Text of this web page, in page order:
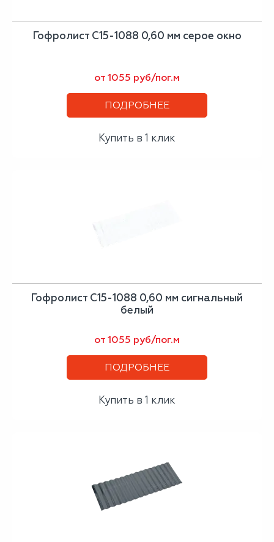
Гофролист С15-1088 0,60 мм серое окно
от 1055 руб/пог.м
ПОДРОБНЕЕ
Купить в 1 клик
Гофролист С15-1088 0,60 мм сигнальный
белый
от 1055 руб/пог.м
ПОДРОБНЕЕ
Купить в 1 клик